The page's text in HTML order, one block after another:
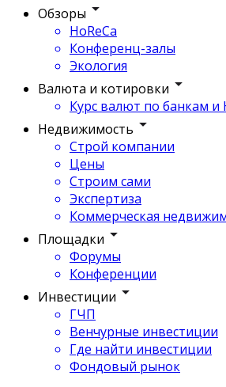
Обзоры
HoReCa
Конференц-залы
Экология
Валюта и котировки
Курс валют по банкам и
Недвижимость
Строй компании
Цены
Строим сами
Экспертиза
Коммерческая
Площадки
Форумы
Конференции
Инвестиции
ГЧП
Венчурные инвестиции
Где найти инвестиции
Фондовый рынок